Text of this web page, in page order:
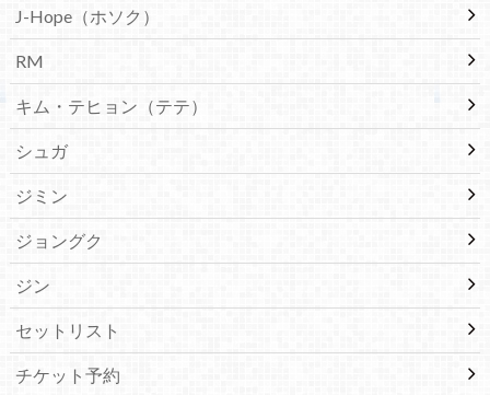
J-Hope（ホソク）
RM
キム・テヒョン（テテ）
シュガ
ジミン
ジョングク
ジン
セットリスト
チケット予約